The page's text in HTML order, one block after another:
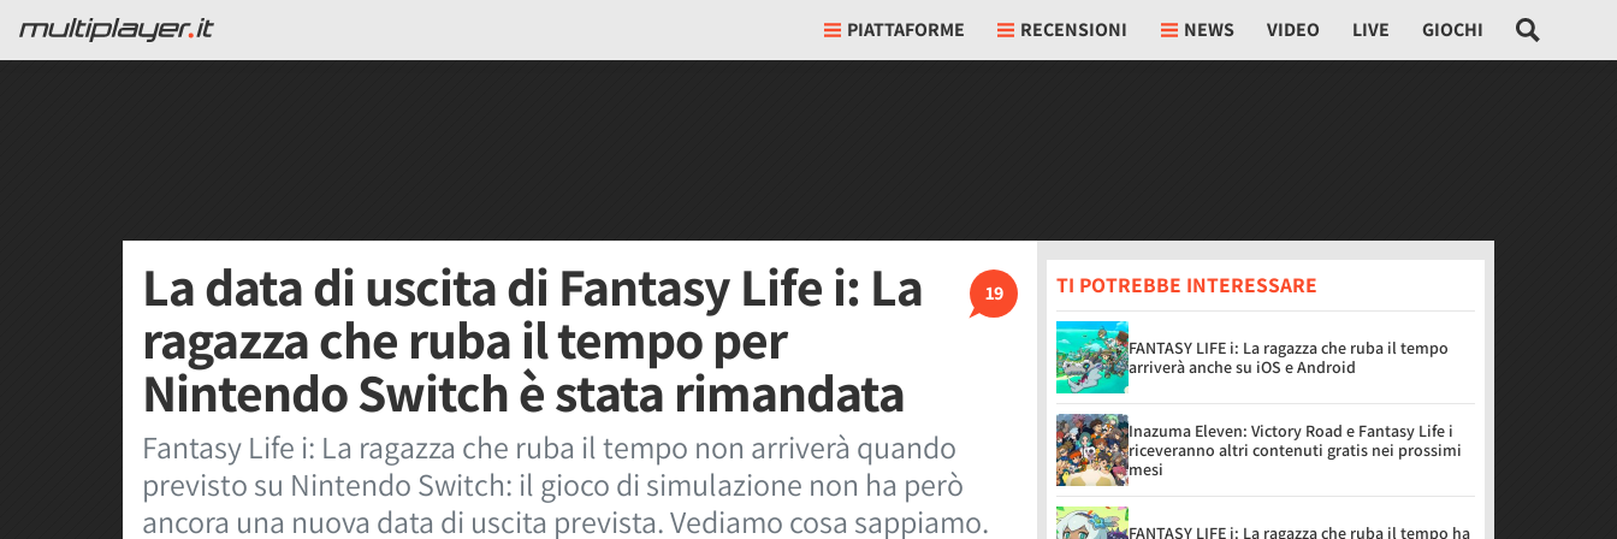
PIATTAFORME RECENSIONI NEWS VIDEO LIVE GIOCHI
19
La data di uscita di Fantasy Life i: La
ragazza che ruba il tempo per
Nintendo Switch è stata rimandata
Fantasy Life i: La ragazza che ruba il tempo non arriverà quando
previsto su Nintendo Switch: il gioco di simulazione non ha però
ancora una nuova data di uscita prevista. Vediamo cosa sappiamo.
TI POTREBBE INTERESSARE
FANTASY LIFE i: La ragazza che ruba il tempo
arriverà anche su iOS e Android
Inazuma Eleven: Victory Road e Fantasy Life i
riceveranno altri contenuti gratis nei prossimi
mesi
FANTASY LIFE i: La ragazza che ruba il tempo ha